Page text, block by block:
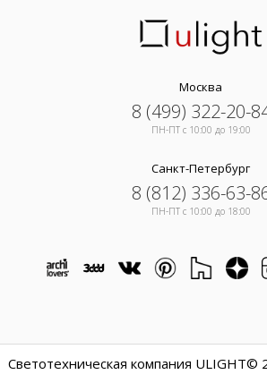
Москва
8 (499) 322-20-
ПН-ПТ c 10:00 до 19:00
Санкт-Петербург
8 (812) 336-63-
ПН-ПТ c 10:00 до 18:00
Светотехническая компания ULIGHT©